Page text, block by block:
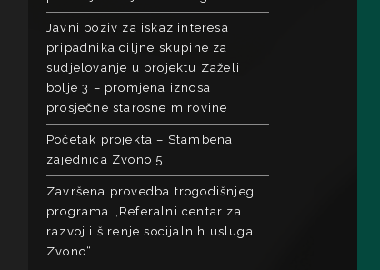
Javni poziv za iskaz interesa
pripadnika ciljne skupine za
sudjelovanje u projektu Zaželi
bolje 3 – promjena iznosa
prosječne starosne mirovine
Početak projekta – Stambena
zajednica Zvono 5
Završena provedba trogodišnjeg
programa „Referalni centar za
razvoj i širenje socijalnih usluga
Zvono“